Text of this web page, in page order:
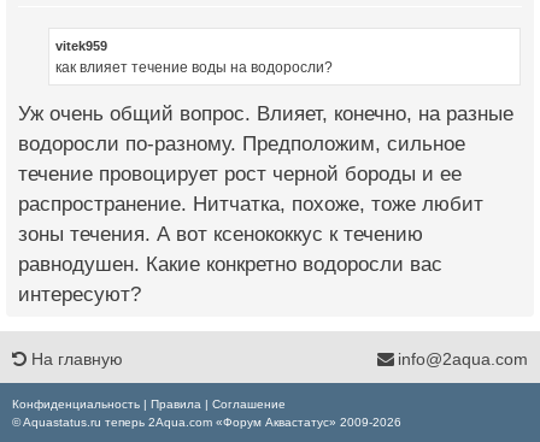
vitek959
как влияет течение воды на водоросли?
Уж очень общий вопрос. Влияет, конечно, на разные
водоросли по-разному. Предположим, сильное
течение провоцирует рост черной бороды и ее
распространение. Нитчатка, похоже, тоже любит
зоны течения. А вот ксенококкус к течению
равнодушен. Какие конкретно водоросли вас
интересуют?
На главную info@2aqua.com
Конфиденциальность | Правила | Соглашение
© Aquastatus.ru теперь 2Aqua.com «Форум Аквастатус» 2009-2026